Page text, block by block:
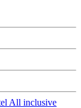
All inclusive